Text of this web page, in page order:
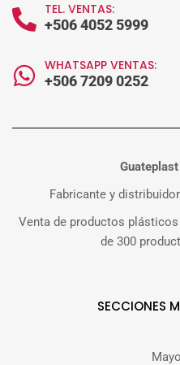
TEL. VENTAS:
+506 4052 5999
WHATSAPP VENTAS:
+506 7209 0252
Fabricante y
Venta de productos
de 300
SECCIONES